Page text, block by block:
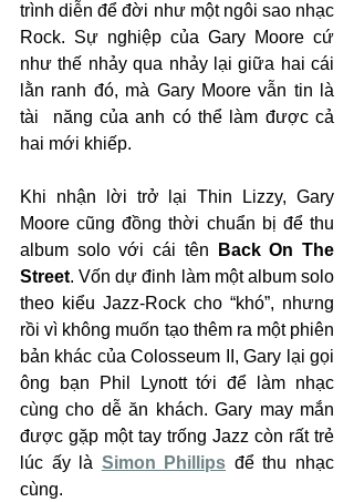
trình diễn để đời như một ngôi sao nhạc
Rock. Sự nghiệp của Gary Moore cứ
như thế nhảy qua nhảy lại giữa hai cái
lằn ranh đó, mà Gary Moore vẫn tin là
tài  năng của anh có thể làm được cả
hai mới khiếp.
Khi nhận lời trở lại Thin Lizzy, Gary
Moore cũng đồng thời chuẩn bị để thu
album solo với cái tên
Back On The
Street. Vốn dự đinh làm một album solo
theo kiểu Jazz-Rock cho “khó”, nhưng
rồi vì không muốn tạo thêm ra một phiên
bản khác của Colosseum II, Gary lại gọi
ông bạn Phil Lynott tới để làm nhạc
cùng cho dễ ăn khách. Gary may mắn
được gặp một tay trống Jazz còn rất trẻ
lúc ấy là Simon Phillips để thu nhạc
cùng.